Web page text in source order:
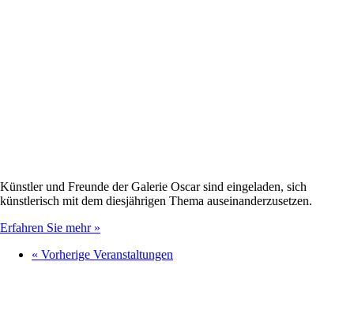
Künstler und Freunde der Galerie Oscar sind eingeladen, sich
künstlerisch mit dem diesjährigen Thema auseinanderzusetzen.
Erfahren Sie mehr »
« Vorherige Veranstaltungen